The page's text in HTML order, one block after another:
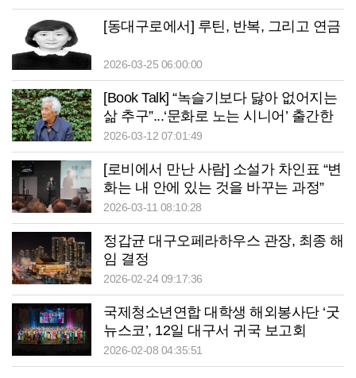
[동대구로에서] 루틴, 반복, 그리고 연금
2026-03-25 06:00:00
[Book Talk] “녹슬기보다 닳아 없어지는
삶 추구”...‘문화로 노는 시니어’ 출간한
문무학 시인
2026-03-12 07:01:49
[로비에서 만난 사람] 소설가 차인표 “변
화는 내 안에 있는 것을 바꾸는 과정”
2026-03-11 08:10:28
정갑균 대구오페라하우스 관장, 최종 해
임 결정
2026-02-24 09:17:36
국제청소년연합 대학생 해외봉사단 ‘굿
뉴스코’, 12일 대구서 귀국 보고회
2026-02-08 04:35:51